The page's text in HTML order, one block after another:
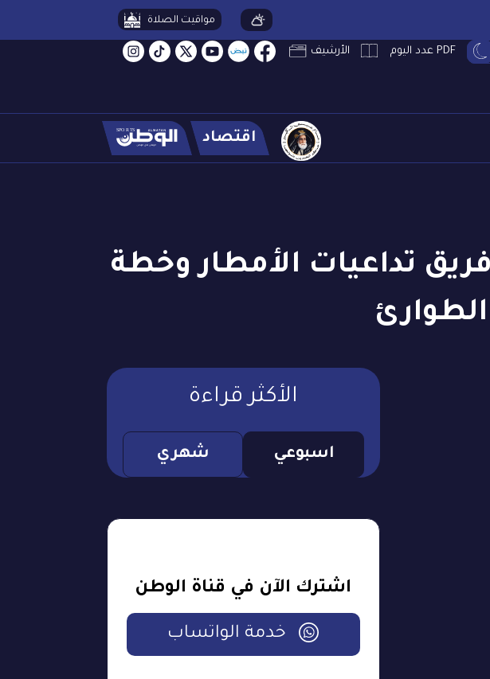
مواقيت الصلاة
PDF عدد اليوم الأرشيف
اقتصاد
تداعيات الأمطار وخطة
الأكثر قراءة
اسبوعي شهري
اشترك الآن في قناة الوطن
خدمة الواتساب